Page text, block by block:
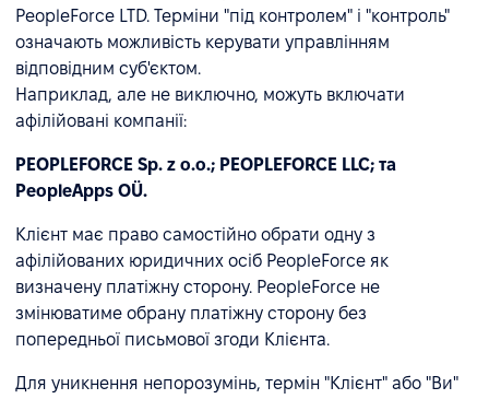
PeopleForce LTD. Терміни "під контролем" і "контроль"
означають можливість керувати управлінням
відповідним суб'єктом.
Наприклад, але не виключно, можуть включати
афілійовані компанії:
PEOPLEFORCE Sp. z o.o.; PEOPLEFORCE LLC; та
PeopleApps OÜ.
Клієнт має право самостійно обрати одну з
афілійованих юридичних осіб PeopleForce як
визначену платіжну сторону. PeopleForce не
змінюватиме обрану платіжну сторону без
попередньої письмової згоди Клієнта.
Для уникнення непорозумінь, термін "Клієнт" або "Ви"